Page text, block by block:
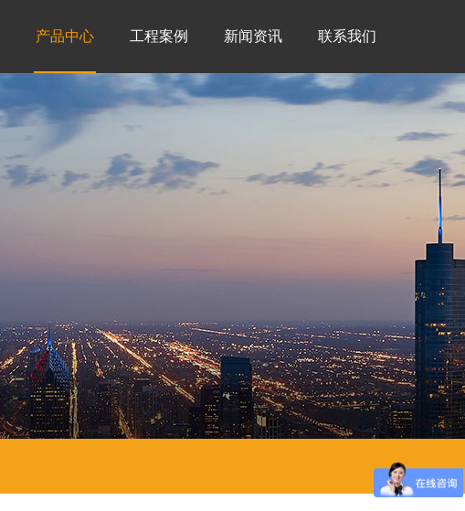
产品中心 工程案例 新闻资讯 联系我们